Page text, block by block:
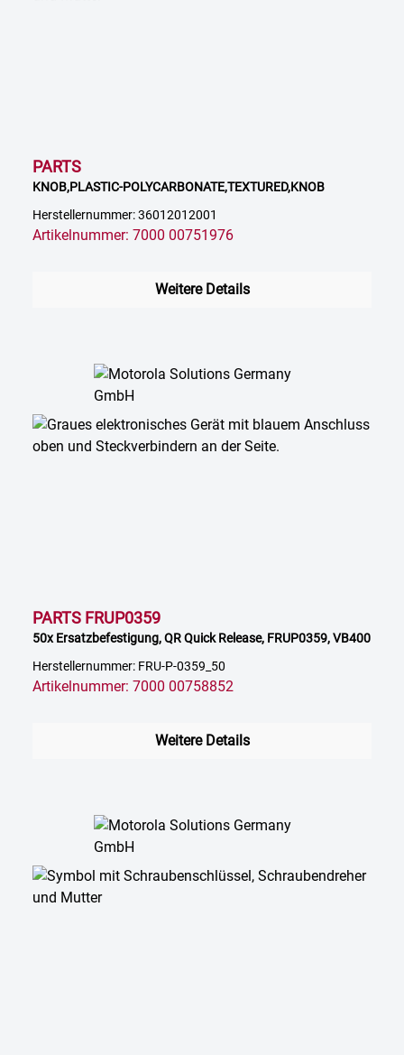
PARTS
KNOB,PLASTIC-POLYCARBONATE,TEXTURED,KNOB
Herstellernummer: 36012012001
Artikelnummer: 7000 00751976
Weitere Details
PARTS FRUP0359
50x Ersatzbefestigung, QR Quick Release, FRUP0359, VB400
Herstellernummer: FRU-P-0359_50
Artikelnummer: 7000 00758852
Weitere Details